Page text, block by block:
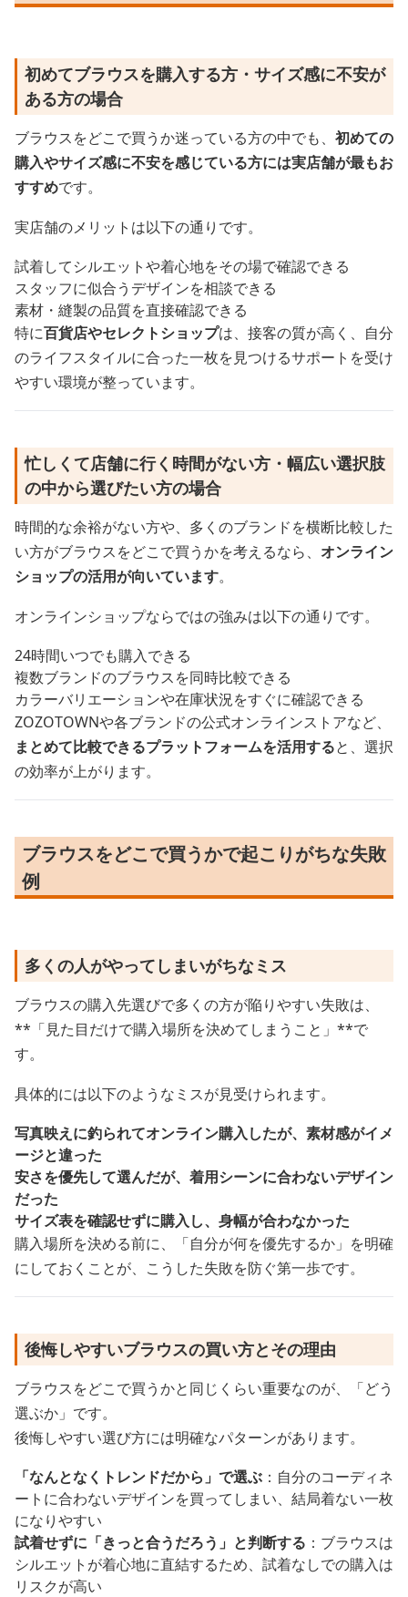
初めてブラウスを購入する方・サイズ感に不安が
ある方の場合
ブラウスをどこで買うか迷っている方の中でも、 初めての
購入やサイズ感に不安を感じている方には実店舗が最もお
すすめです。
実店舗のメリットは以下の通りです。
試着してシルエットや着心地をその場で確認できる
スタッフに似合うデザインを相談できる
素材・縫製の品質を直接確認できる
特に百貨店やセレクトショップは、接客の質が高く、自分
のライフスタイルに合った一枚を見つけるサポートを受け
やすい環境が整っています。
忙しくて店舗に行く時間がない方・幅広い選択肢
の中から選びたい方の場合
時間的な余裕がない方や、多くのブランドを横断比較した
い方がブラウスをどこで買うかを考えるなら、 オンライン
ショップの活用が向いています。
オンラインショップならではの強みは以下の通りです。
24時間いつでも購入できる
複数ブランドのブラウスを同時比較できる
カラーバリエーションや在庫状況をすぐに確認できる
ZOZOTOWNや各ブランドの公式オンラインストアなど、
まとめて比較できるプラットフォームを活用すると、選択
の効率が上がります。
ブラウスをどこで買うかで起こりがちな失敗
例
多くの人がやってしまいがちなミス
ブラウスの購入先選びで多くの方が陥りやすい失敗は、
**「見た目だけで購入場所を決めてしまうこと」**で
す。
具体的には以下のようなミスが見受けられます。
写真映えに釣られてオンライン購入したが、素材感がイメ
ージと違った
安さを優先して選んだが、着用シーンに合わないデザイン
だった
サイズ表を確認せずに購入し、身幅が合わなかった
購入場所を決める前に、「自分が何を優先するか」を明確
にしておくことが、こうした失敗を防ぐ第一歩です。
後悔しやすいブラウスの買い方とその理由
ブラウスをどこで買うかと同じくらい重要なのが、「どう
選ぶか」です。
後悔しやすい選び方には明確なパターンがあります。
「なんとなくトレンドだから」で選ぶ ：自分のコーディネ
ートに合わないデザインを買ってしまい、結局着ない一枚
になりやすい
試着せずに「きっと合うだろう」と判断する ：ブラウスは
シルエットが着心地に直結するため、試着なしでの購入は
リスクが高い